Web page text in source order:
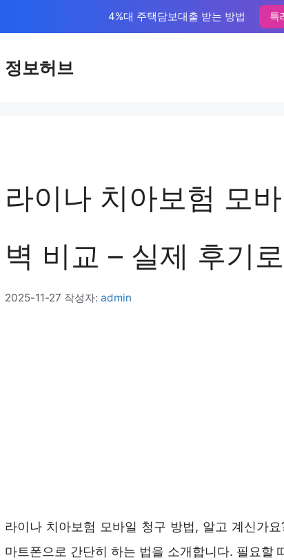
4%대 주택담보대출 받는 방법 특
정보허브
라이나 치아보험 모
벽 비교 – 실제 후기
2025-11-27 작성자: admin
라이나 치아보험 모바일 청구 방법, 알고 계신가
마트폰으로 간단히 하는 법을 소개합니다. 필요할